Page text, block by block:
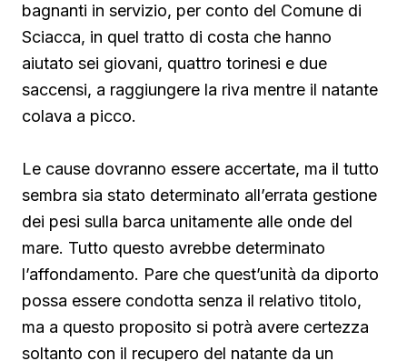
bagnanti in servizio, per conto del Comune di
Sciacca, in quel tratto di costa che hanno
aiutato sei giovani, quattro torinesi e due
saccensi, a raggiungere la riva mentre il natante
colava a picco.
Le cause dovranno essere accertate, ma il tutto
sembra sia stato determinato all’errata gestione
dei pesi sulla barca unitamente alle onde del
mare. Tutto questo avrebbe determinato
l’affondamento. Pare che quest’unità da diporto
possa essere condotta senza il relativo titolo,
ma a questo proposito si potrà avere certezza
soltanto con il recupero del natante da un